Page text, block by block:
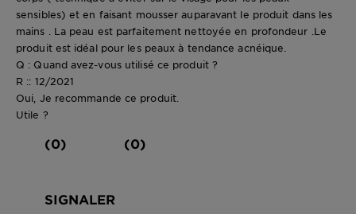
sensibles) et en faisant mousser auparavant le produit dans les
mains . La peau est parfaitement nettoyée en profondeur .Le
produit est idéal pour les peaux à tendance acnéique.
Q : Quand avez-vous utilisé ce produit ?
R :: 12/2021
Oui, Je recommande ce produit.
Utile ?
(0) (0)
SIGNALER